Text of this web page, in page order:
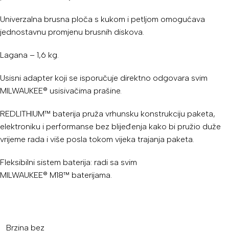
Univerzalna brusna ploča s kukom i petljom omogućava
jednostavnu promjenu brusnih diskova.
Lagana – 1,6 kg.
Usisni adapter koji se isporučuje direktno odgovara svim
MILWAUKEE® usisivačima prašine.
REDLITHIUM™ baterija pruža vrhunsku konstrukciju paketa,
elektroniku i performanse bez blijeđenja kako bi pružio duže
vrijeme rada i više posla tokom vijeka trajanja paketa.
Fleksibilni sistem baterija: radi sa svim
MILWAUKEE® M18™ baterijama.
Brzina bez